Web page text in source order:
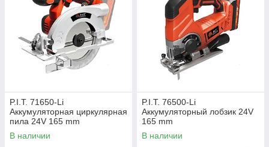
P.I.T. 71650-Li
Аккумуляторная циркулярная
пила 24V 165 mm
В наличии
P.I.T. 76500-Li
Аккумуляторный лобзик 24V
165 mm
В наличии